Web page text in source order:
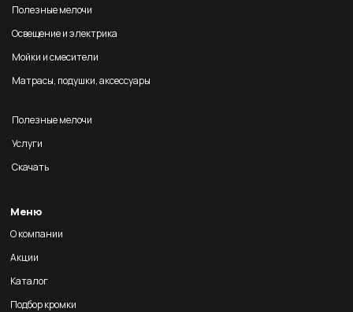
Полезные мелочи
Освещение и электрика
Мойки и смесители
Матрасы, подушки, аксессуары
Полезные мелочи
Услуги
Скачать
Меню
О компании
Акции
Каталог
Подбор кромки